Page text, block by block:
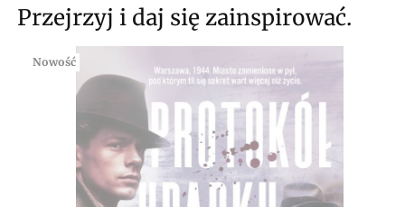
Przejrzyj i daj się zainspirować.
Nowość